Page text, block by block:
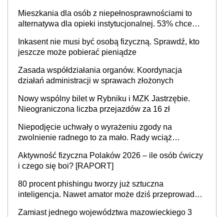
Mieszkania dla osób z niepełnosprawnościami to
alternatywa dla opieki instytucjonalnej. 53% chce
Inkasent nie musi być osobą fizyczną. Sprawdź, kto
jeszcze może pobierać pieniądze
Zasada współdziałania organów. Koordynacja
działań administracji w sprawach złożonych
Nowy wspólny bilet w Rybniku i MZK Jastrzębie.
Nieograniczona liczba przejazdów za 16 zł
Niepodjęcie uchwały o wyrażeniu zgody na
zwolnienie radnego to za mało. Rady wciąż
sprawy
Aktywność fizyczna Polaków 2026 – ile osób ćwiczy
i czego się boi? [RAPORT]
80 procent phishingu tworzy już sztuczna
inteligencja. Nawet amator może dziś przeprowadzić
Zamiast jednego województwa mazowieckiego 3